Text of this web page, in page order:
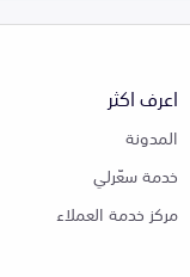
اعرف اكثر
المدونة
خدمة سعّرلي
مركز خدمة العملاء